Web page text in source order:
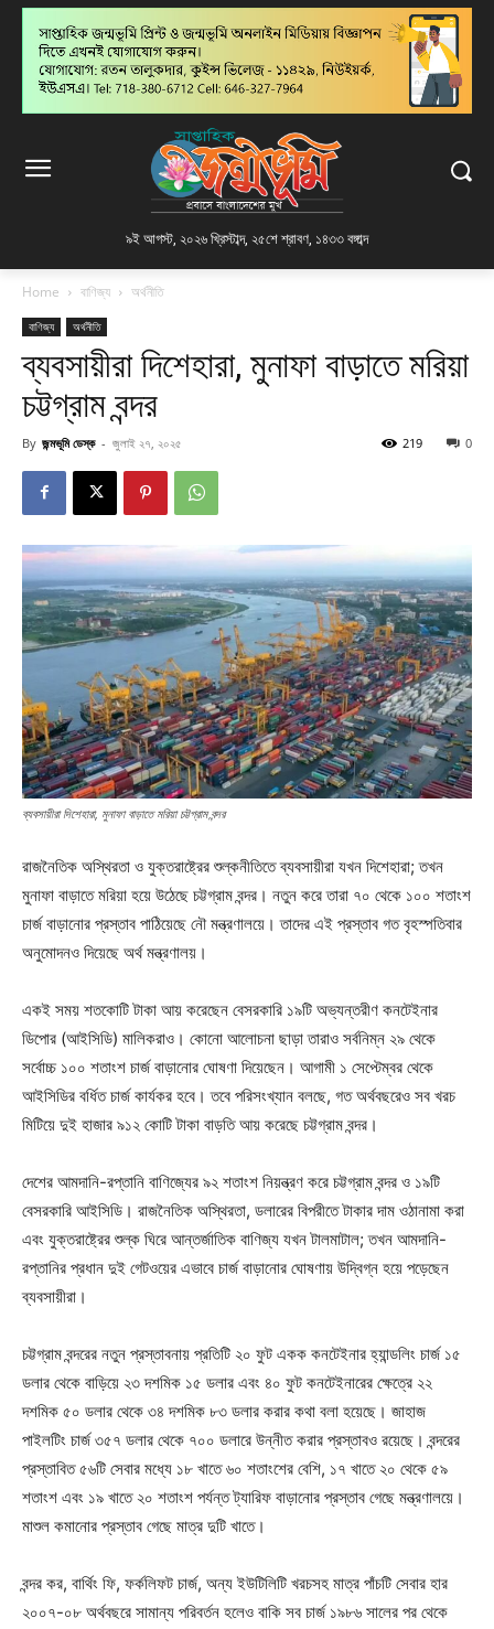
৯ই আগস্ট, ২০২৬ খ্রিস্টাব্দ, ২৫শে শ্রাবণ, ১৪৩৩ বঙ্গাব্দ
Home বাণিজ্য অর্থনীতি
বাণিজ্য অর্থনীতি
ব্যবসায়ীরা দিশেহারা, মুনাফা বাড়াতে মরিয়া
চট্টগ্রাম বন্দর
By জন্মভূমি ডেস্ক - জুলাই ২৭, ২০২৫ 0
219
ব্যবসায়ীরা দিশেহারা, মুনাফা বাড়াতে মরিয়া চট্টগ্রাম বন্দর
রাজনৈতিক অস্থিরতা ও যুক্তরাষ্ট্রের শুল্কনীতিতে ব্যবসায়ীরা যখন দিশেহারা; তখন
মুনাফা বাড়াতে মরিয়া হয়ে উঠেছে চট্টগ্রাম বন্দর। নতুন করে তারা ৭০ থেকে ১০০ শতাংশ
চার্জ বাড়ানোর প্রস্তাব পাঠিয়েছে নৌ মন্ত্রণালয়ে। তাদের এই প্রস্তাব গত বৃহস্পতিবার
অনুমোদনও দিয়েছে অর্থ মন্ত্রণালয়।
একই সময় শতকোটি টাকা আয় করেছেন বেসরকারি ১৯টি অভ্যন্তরীণ কনটেইনার
ডিপোর (আইসিডি) মালিকরাও। কোনো আলোচনা ছাড়া তারাও সর্বনিম্ন ২৯ থেকে
সর্বোচ্চ ১০০ শতাংশ চার্জ বাড়ানোর ঘোষণা দিয়েছেন। আগামী ১ সেপ্টেম্বর থেকে
আইসিডির বর্ধিত চার্জ কার্যকর হবে। তবে পরিসংখ্যান বলছে, গত অর্থবছরেও সব খরচ
মিটিয়ে দুই হাজার ৯১২ কোটি টাকা বাড়তি আয় করেছে চট্টগ্রাম বন্দর।
দেশের আমদানি-রপ্তানি বাণিজ্যের ৯২ শতাংশ নিয়ন্ত্রণ করে চট্টগ্রাম বন্দর ও ১৯টি
বেসরকারি আইসিডি। রাজনৈতিক অস্থিরতা, ডলারের বিপরীতে টাকার দাম ওঠানামা করা
এবং যুক্তরাষ্ট্রের শুল্ক ঘিরে আন্তর্জাতিক বাণিজ্য যখন টালমাটাল; তখন আমদানি-
রপ্তানির প্রধান দুই গেটওয়ের এভাবে চার্জ বাড়ানোর ঘোষণায় উদ্বিগ্ন হয়ে পড়েছেন
ব্যবসায়ীরা।
চট্টগ্রাম বন্দরের নতুন প্রস্তাবনায় প্রতিটি ২০ ফুট একক কনটেইনার হ্যান্ডলিং চার্জ ১৫
ডলার থেকে বাড়িয়ে ২৩ দশমিক ১৫ ডলার এবং ৪০ ফুট কনটেইনারের ক্ষেত্রে ২২
দশমিক ৫০ ডলার থেকে ৩৪ দশমিক ৮৩ ডলার করার কথা বলা হয়েছে। জাহাজ
পাইলটিং চার্জ ৩৫৭ ডলার থেকে ৭০০ ডলারে উন্নীত করার প্রস্তাবও রয়েছে। বন্দরের
প্রস্তাবিত ৫৬টি সেবার মধ্যে ১৮ খাতে ৬০ শতাংশের বেশি, ১৭ খাতে ২০ থেকে ৫৯
শতাংশ এবং ১৯ খাতে ২০ শতাংশ পর্যন্ত ট্যারিফ বাড়ানোর প্রস্তাব গেছে মন্ত্রণালয়ে।
মাশুল কমানোর প্রস্তাব গেছে মাত্র দুটি খাতে।
বন্দর কর, বার্থিং ফি, ফর্কলিফট চার্জ, অন্য ইউটিলিটি খরচসহ মাত্র পাঁচটি সেবার হার
২০০৭-০৮ অর্থবছরে সামান্য পরিবর্তন হলেও বাকি সব চার্জ ১৯৮৬ সালের পর থেকে